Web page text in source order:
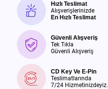
Hızlı Teslimat
Alışverişlerinizde
En Hızlı Teslimat
Güvenli Alışveriş
Tek Tıkla
Güvenli Alışveriş
CD Key Ve E-Pin
Teslimatlarında
7/24 Hizmetinizdeyiz.